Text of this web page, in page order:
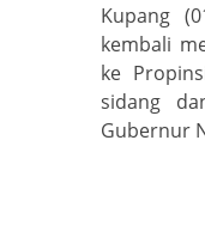
Kupang
kembali
ke
sidang
Gubernur